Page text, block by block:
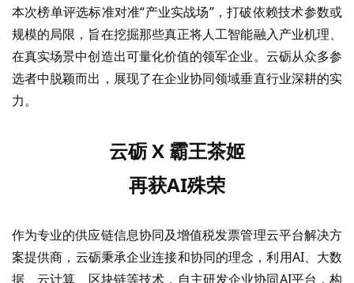
本次榜单评选标准对准“产业实战场”，打破依赖技术参数或
规模的局限，旨在挖掘那些真正将人工智能融入产业机理、
在真实场景中创造出可量化价值的领军企业。云砺从众多参
选者中脱颖而出，展现了在企业协同领域垂直行业深耕的实
力。
云砺X 霸王茶姬
再获AI殊荣
作为专业的供应链信息协同及增值税发票管理云平台解决方
案提供商，云砺秉承企业连接和协同的理念，利用AI、大数
据、云计算、区块链等技术，自主研发企业协同AI平台，构